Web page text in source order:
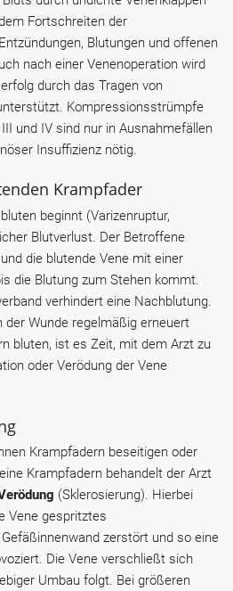
Fortschreiten der
Blutungen und offenen
nach einer Venenoperation wird
durch das Tragen von
Kompressionsstrümpfe
und IV sind nur in Ausnahmefällen
Insuffizienz nötig.
Krampfader
beginnt (Varizenruptur,
Blutverlust. Der Betroffene
die blutende Vene mit einer
die Blutung zum Stehen kommt.
verhindert eine Nachblutung.
der Wunde regelmäßig erneuert
bluten, ist es Zeit, mit dem Arzt zu
oder Verödung der Vene
Krampfadern beseitigen oder
Krampfadern behandelt der Arzt
(Sklerosierung). Hierbei
Vene gespritztes
zerstört und so eine
Die Vene verschließt sich
Umbau folgt. Bei größeren